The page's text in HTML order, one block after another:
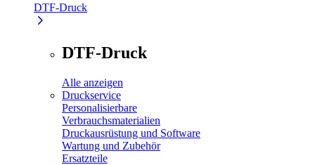
DTF-Druck
DTF-Druck
Alle anzeigen
Druckservice
Personalisierbare
Verbrauchsmaterialien
Druckausrüstung und Software
Wartung und Zubehör
Ersatzteile